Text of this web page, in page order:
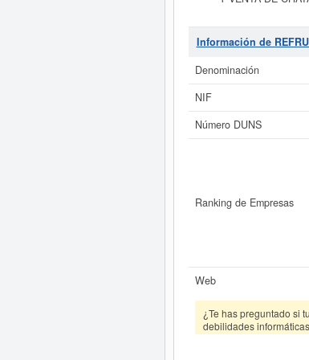
AGRICOLA. y fue
vehículos de motor. La
está compuesta por
REFRUTOS SL
tiene
Si está interesado en
Información de
Denominación
NIF
Número DUNS
Ranking de Empresas
Web
¿Te has preguntado si
debilidades